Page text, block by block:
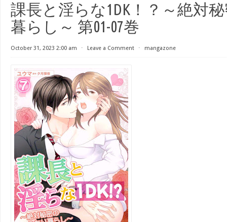
課長と淫らな1DK！？～絶対
暮らし～ 第01-07巻
October 31, 2023 2:00 am ⋅ Leave a Comment ⋅ mangazone